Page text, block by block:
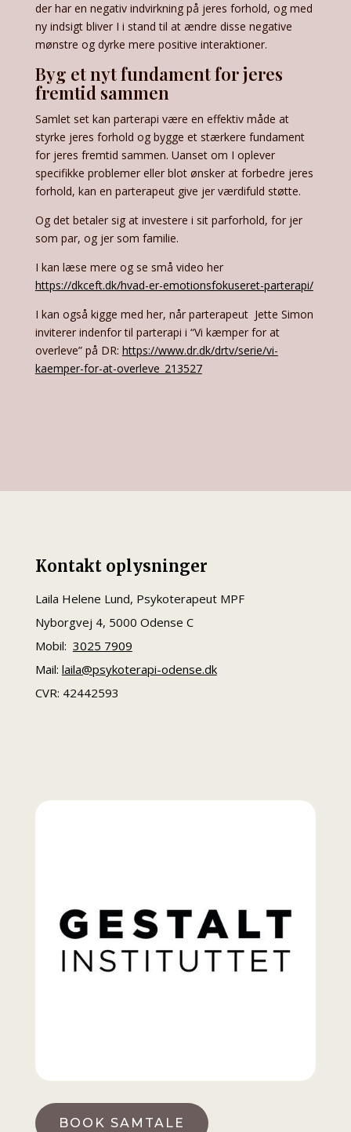
der har en negativ indvirkning på jeres forhold, og med
ny indsigt bliver I i stand til at ændre disse negative
mønstre og dyrke mere positive interaktioner.
Byg et nyt fundament for jeres
fremtid sammen
Samlet set kan parterapi være en effektiv måde at
styrke jeres forhold og bygge et stærkere fundament
for jeres fremtid sammen. Uanset om I oplever
specifikke problemer eller blot ønsker at forbedre jeres
forhold, kan en parterapeut give jer værdifuld støtte.
Og det betaler sig at investere i sit parforhold, for jer
som par, og jer som familie.
I kan læse mere og se små video her
https://dkceft.dk/hvad-er-emotionsfokuseret-parterapi/
I kan også kigge med her, når parterapeut Jette Simon
inviterer indenfor til parterapi i “Vi kæmper for at
overleve” på DR: https://www.dr.dk/drtv/serie/vi-
kaemper-for-at-overleve_213527
Kontakt oplysninger
Laila Helene Lund, Psykoterapeut MPF
Nyborgvej 4, 5000 Odense C
Mobil: 3025 7909
Mail: laila@psykoterapi-odense.dk
CVR: 42442593
BOOK SAMTALE